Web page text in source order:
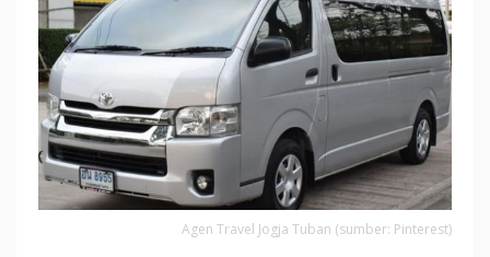
Agen Travel Jogja Tuban (sumber: Pinterest)